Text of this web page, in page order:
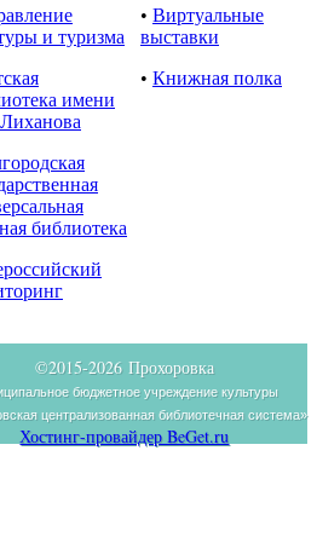
и туризма
имени
библиотека
• Виртуальные
выставки
• Книжная полка
©2015-2026 Прохоровка
бюджетное учреждение культуры
централизованная библиотечная система»
Хостинг-провайдер BeGet.ru